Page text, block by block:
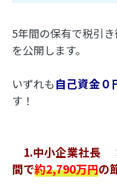
5年間の保有で税引
を公開します。
いずれも自己資金０
す！
1.中小企業社長
間で約2,790万円の